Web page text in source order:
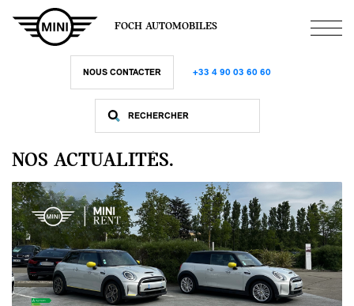
contenu
FOCH AUTOMOBILES
NOUS CONTACTER +33 4 90 03 60 60
NOS ACTUALITÉS.